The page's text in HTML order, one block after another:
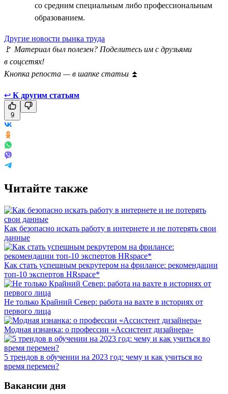
со средним специальным либо профессиональным
образованием.
Другие новости рынка труда
🚩 Материал был полезен? Поделитесь им с друзьями
в соцсетях!
Кнопка репоста — в шапке статьи ⏫
↩ К другим статьям
9
Читайте также
Как безопасно искать работу в интернете и не потерять свои
данные
Как стать успешным рекрутером на фрилансе: рекомендации
топ-10 экспертов HRspace*
Не только Крайний Север: работа на вахте в историях от
первого лица
Модная изнанка: о профессии «Ассистент дизайнера»
5 трендов в обучении на 2023 год: чему и как учиться во
время перемен?
Вакансии дня